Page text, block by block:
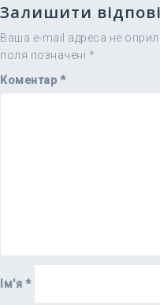
Залишити
Ваша e-mail адреса не
поля позначені *
Коментар *
Ім'я *